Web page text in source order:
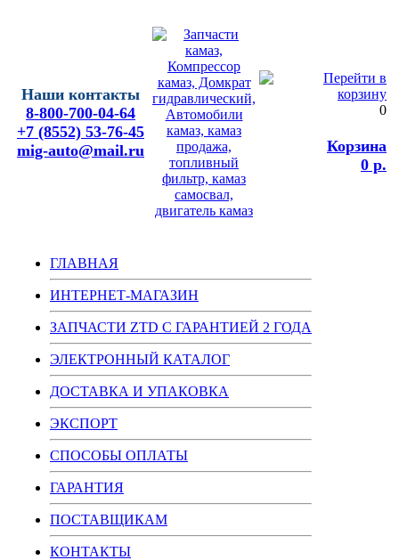
Наши контакты
8-800-700-04-64
+7 (8552) 53-76-45
mig-auto@mail.ru
0
Корзина
0 р.
ГЛАВНАЯ
ИНТЕРНЕТ-МАГАЗИН
ЗАПЧАСТИ ZTD С ГАРАНТИЕЙ 2 ГОДА
ЭЛЕКТРОННЫЙ КАТАЛОГ
ДОСТАВКА И УПАКОВКА
ЭКСПОРТ
СПОСОБЫ ОПЛАТЫ
ГАРАНТИЯ
ПОСТАВЩИКАМ
КОНТАКТЫ